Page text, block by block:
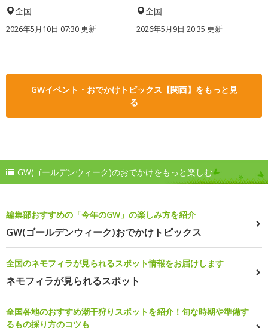
全国
2026年5月10日 07:30 更新
全国
2026年5月9日 20:35 更新
GWイベント・おでかけトピックス【関西】をもっと見
る
GW(ゴールデンウィーク)のおでかけをもっと楽しむ
編集部おすすめの「今年のGW」の楽しみ方を紹介
GW(ゴールデンウィーク)おでかけトピックス
全国のネモフィラが見られるスポット情報をお届けします
ネモフィラが見られるスポット
全国各地のおすすめ潮干狩りスポットを紹介！旬な時期や準備す
るもの採り方のコツも